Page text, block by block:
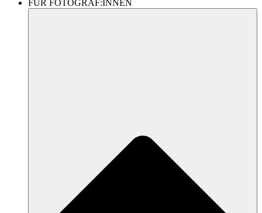
FÜR FOTOGRAF:INNEN